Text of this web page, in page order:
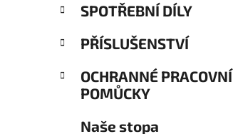
SPOTŘEBNÍ DÍLY
PŘÍSLUŠENSTVÍ
OCHRANNÉ PRACOVNÍ
POMŮCKY
Naše stopa